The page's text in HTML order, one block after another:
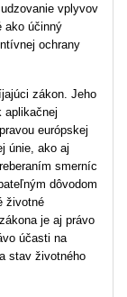
vplyvov
ako účinný
ochrany
zákon. Jeho
aplikačnej
európskej
únie, ako aj
smerníc
dôvodom
životné
je aj právo
účasti na
stav životného